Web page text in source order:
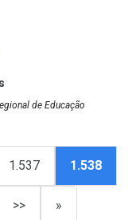
de Educação
1.537 1.538
>> »